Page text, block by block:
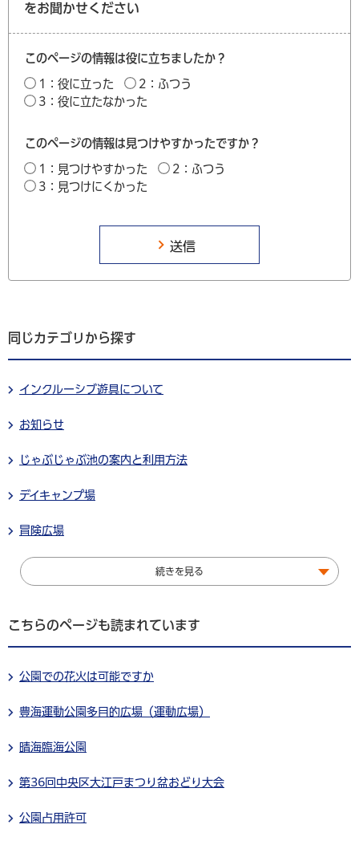
をお聞かせください
このページの情報は役に立ちましたか？
1：役に立った
2：ふつう
3：役に立たなかった
このページの情報は見つけやすかったですか？
1：見つけやすかった
2：ふつう
3：見つけにくかった
同じカテゴリから探す
インクルーシブ遊具について
お知らせ
じゃぶじゃぶ池の案内と利用方法
デイキャンプ場
冒険広場
続きを見る
こちらのページも読まれています
公園での花火は可能ですか
豊海運動公園多目的広場（運動広場）
晴海臨海公園
第36回中央区大江戸まつり盆おどり大会
公園占用許可